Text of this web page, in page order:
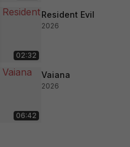
02:32
Resident Evil
2026
06:42
Vaiana
2026